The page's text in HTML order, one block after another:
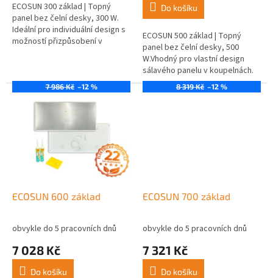
ECOSUN 300 základ | Topný
panel bez čelní desky, 300 W.
Ideální pro individuální design s
možností přizpůsobení v
Do košíku
ECOSUN 500 základ | Topný
panel bez čelní desky, 500
W.Vhodný pro vlastní design
sálavého panelu v koupelnách.
7 986 Kč –12 %
ECOSUN 600 základ
obvykle do 5 pracovních dnů
7 028 Kč
Do košíku
8 319 Kč –12 %
ECOSUN 700 základ
obvykle do 5 pracovních dnů
7 321 Kč
Do košíku